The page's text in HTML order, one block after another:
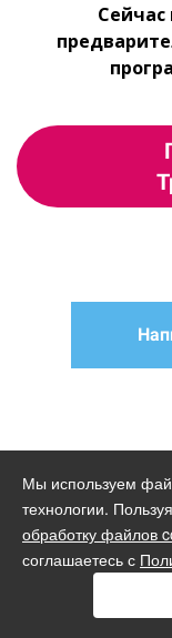
Сейчас
Мы используем
технологии.
обработку файлов
соглашаетесь с